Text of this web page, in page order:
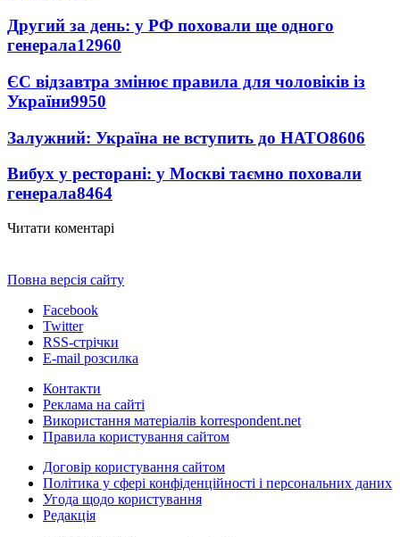
Другий за день: у РФ поховали ще одного
генерала12960
ЄС відзавтра змінює правила для чоловіків із
України9950
Залужний: Україна не вступить до НАТО8606
Вибух у ресторані: у Москві таємно поховали
генерала8464
Читати коментарі
Повна версія сайту
Facebook
Twitter
RSS-стрічки
E-mail розсилка
Контакти
Реклама на сайті
Використання матеріалів korrespondent.net
Правила користування сайтом
Договір користування сайтом
Політика у сфері конфіденційності і персональних даних
Угода щодо користування
Редакція